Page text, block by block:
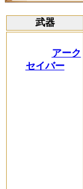
武器
アーク
セイバー